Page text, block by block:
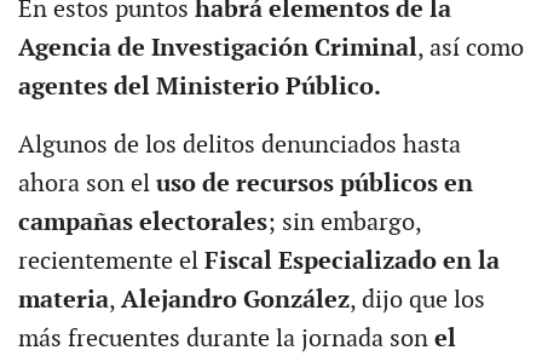
En estos puntos habrá elementos de la
Agencia de Investigación Criminal, así como
agentes del Ministerio Público.
Algunos de los delitos denunciados hasta
ahora son el uso de recursos públicos en
campañas electorales; sin embargo,
recientemente elFiscal Especializado en la
materia, Alejandro González, dijo que los
más frecuentes durante la jornada son el